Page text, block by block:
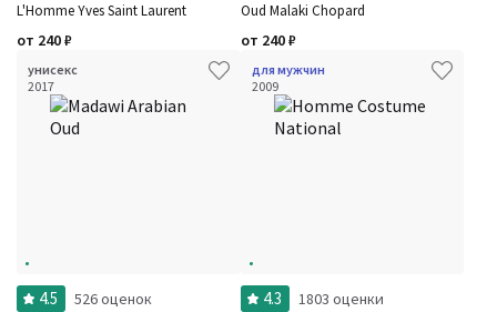
L'Homme Yves Saint Laurent
от 240₽
Oud Malaki Chopard
от 240₽
унисекс
2017
4.5 526 оценок
для мужчин
2009
4.3 1803 оценки